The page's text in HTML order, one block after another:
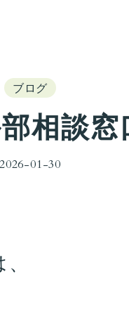
ブログ
相談窓
2026-01-30